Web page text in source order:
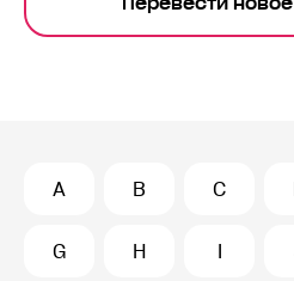
A B C
G H I